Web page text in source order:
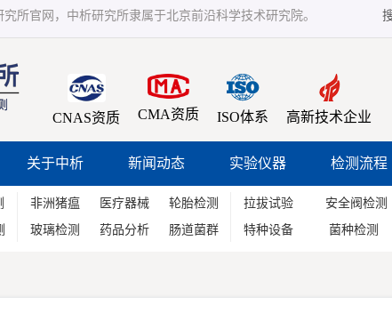
所官网，中析研究所隶属于北京前沿科学技术研究院。
CNAS资质 CMA资质 ISO体系 高新技术企业
关于中析 新闻动态 实验仪器 检测流程
非洲猪瘟 医疗器械
轮胎检测
玻璃检测
药品分析 肠道菌群
拉拔试验 安全阀检测
特种设备
菌种检测